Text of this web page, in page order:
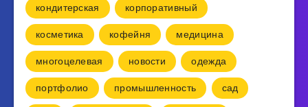
кондитерская
корпоративный
косметика
кофейня
медицина
многоцелевая
новости
одежда
портфолио
промышленность
сад